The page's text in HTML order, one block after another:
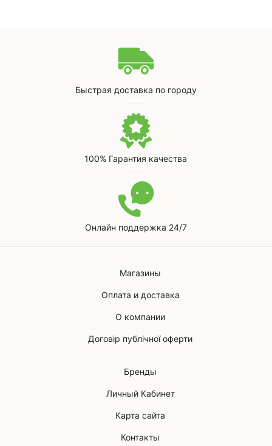
Быстрая доставка по городу
100% Гарантия качества
Онлайн поддержка 24/7
Магазины
Оплата и доставка
О компании
Договір публічної оферти
Бренды
Личный Кабинет
Карта сайта
Контакты